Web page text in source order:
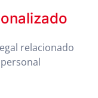
relacionado